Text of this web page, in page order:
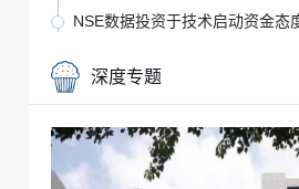
NSE数据投资于技术启动资金态
2022-01-08
2022-01-08
Sensex违反了49,000，漂亮的
深度专题